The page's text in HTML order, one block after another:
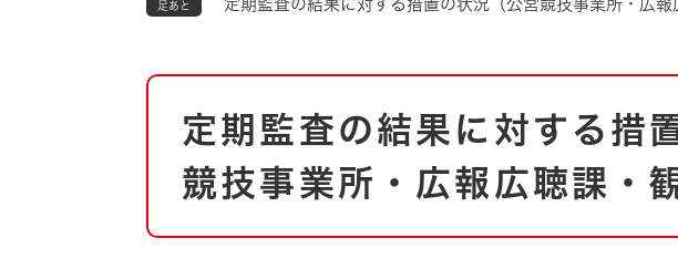
ごみ・衛生・動物 救急・消防
防災・防犯 上水道・下水道
自然・環境・公園 住宅
引っ越し
環境
市政
市役所・施設の
足あと 定期監査の結果に対する措置の状況（公営競技事業所・広報
本
定期監査の結果に対する措
競技事業所・広報広聴課・